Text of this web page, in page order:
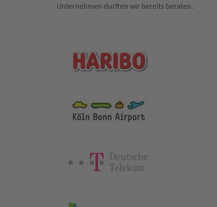
Unternehmen durften wir bereits beraten.